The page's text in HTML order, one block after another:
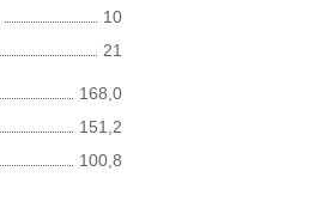
10
21
168,0
151,2
100,8